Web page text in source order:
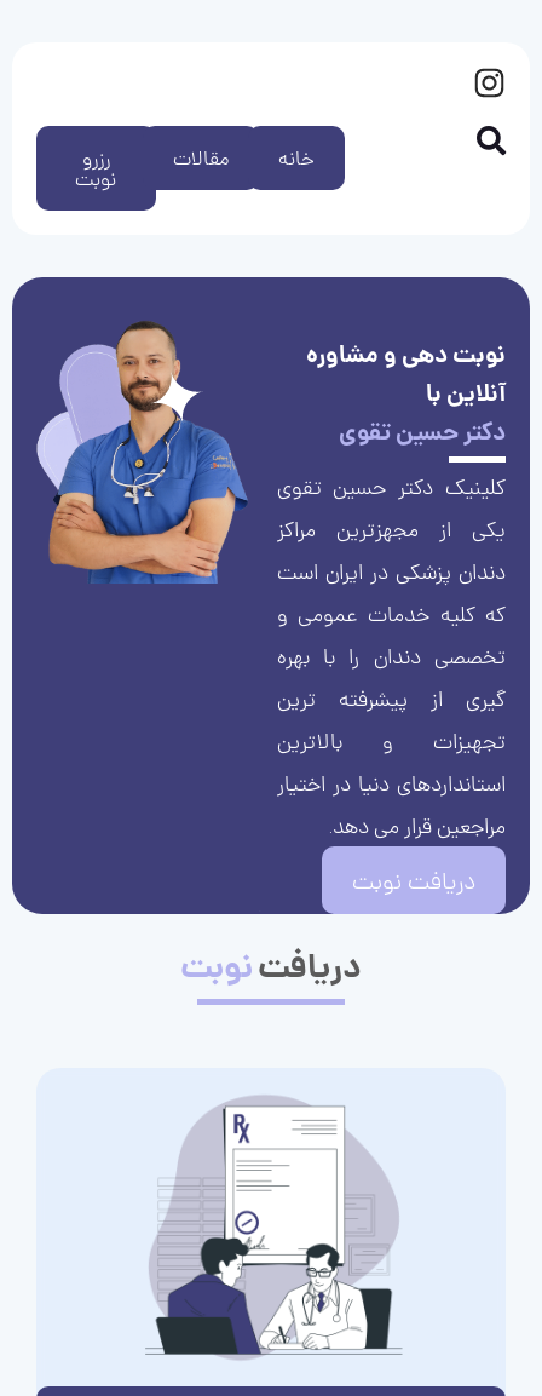
رزرو
نوبت
مقالات خانه
نوبت دهی و مشاوره
آنلاین با
دکتر حسین تقوی
کلینیک دکتر حسین تقوی
یکی از مجهزترین مراکز
دندان پزشکی در ایران است
که کلیه خدمات عمومی و
تخصصی دندان را با بهره
گیری از پیشرفته ترین
تجهیزات و بالاترین
استانداردهای دنیا در اختیار
مراجعین قرار می دهد.
دریافت نوبت
دریافتنوبت